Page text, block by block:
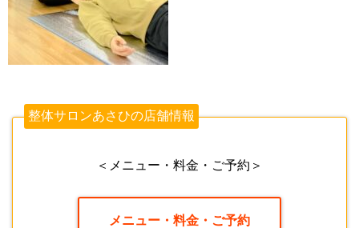
整体サロンあさひの店舗情報
＜メニュー・料金・ご予約＞
メニュー・料金・ご予約